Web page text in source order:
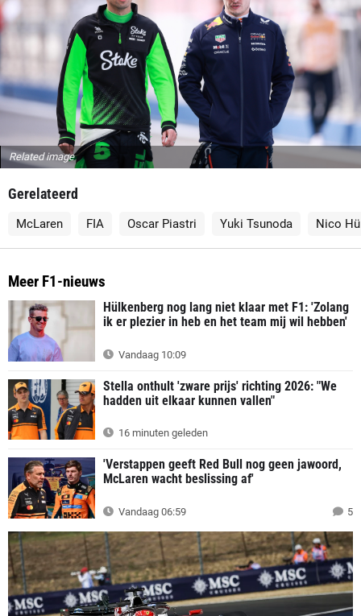
Related image
Gerelateerd
McLaren FIA Oscar Piastri Yuki Tsunoda Nico
Meer F1-nieuws
Hülkenberg nog lang niet klaar met F1: 'Zolang
ik er plezier in heb en het team mij wil hebben'
Vandaag 10:09
Stella onthult 'zware prijs' richting 2026: "We
hadden uit elkaar kunnen vallen"
16 minuten geleden
'Verstappen geeft Red Bull nog geen jawoord,
McLaren wacht beslissing af'
Vandaag 06:59 5